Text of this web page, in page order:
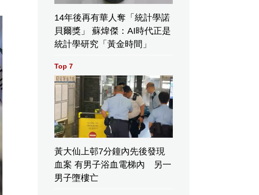
14年後再有華人奪「統計學諾
貝爾獎」 蘇煒傑：AI時代正是
統計學研究「黃金時間」
Top 7
黃大仙上邨7分鐘內先後發現
血案 有男子浴血電梯內 另一
男子墮樓亡